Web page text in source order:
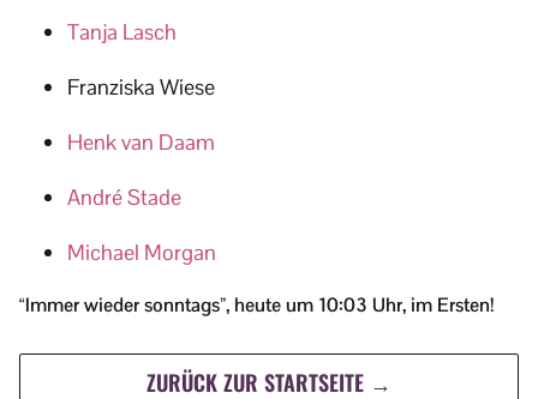
Tanja Lasch
Franziska Wiese
Henk van Daam
André Stade
Michael Morgan
“Immer wieder sonntags”, heute um 10:03 Uhr, im Ersten!
ZURÜCK ZUR STARTSEITE →